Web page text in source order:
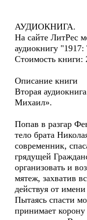
АУДИОКНИГА.
На сайте ЛитРес
аудиокнигу
Стоимость книги:
Описание книги
Вторая
Михаил».
Попав в разгар
тело брата
современник,
грядущей
организовать и
мятеж, захватив
действуя от
Пытаясь спасти
принимает